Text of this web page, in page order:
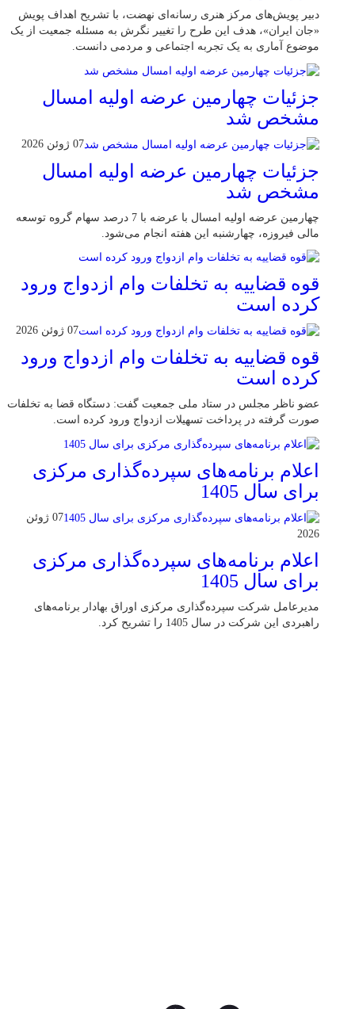
دبیر پویش‌های مرکز هنری رسانه‌ای نهضت، با تشریح اهداف پویش
«جان ایران»، هدف این طرح را تغییر نگرش به مسئله جمعیت از یک
موضوع آماری به یک تجربه اجتماعی و مردمی دانست.
جزئیات چهارمین عرضه اولیه امسال
مشخص شد
07 ژوئن 2026
جزئیات چهارمین عرضه اولیه امسال
مشخص شد
چهارمین عرضه اولیه امسال با عرضه با 7 درصد سهام گروه توسعه
مالی فیروزه، چهارشنبه این هفته انجام می‌شود.
قوه قضاییه به تخلفات وام ازدواج ورود
کرده است
07 ژوئن 2026
قوه قضاییه به تخلفات وام ازدواج ورود
کرده است
عضو ناظر مجلس در ستاد ملی جمعیت گفت: دستگاه قضا به تخلفات
صورت گرفته در پرداخت تسهیلات ازدواج ورود کرده است.
اعلام برنامه‌های سپرده‌گذاری مرکزی
برای سال 1405
07 ژوئن
2026
اعلام برنامه‌های سپرده‌گذاری مرکزی
برای سال 1405
مدیرعامل شرکت سپرده‌گذاری مرکزی اوراق بهادار برنامه‌های
راهبردی این شرکت در سال 1405 را تشریح کرد.